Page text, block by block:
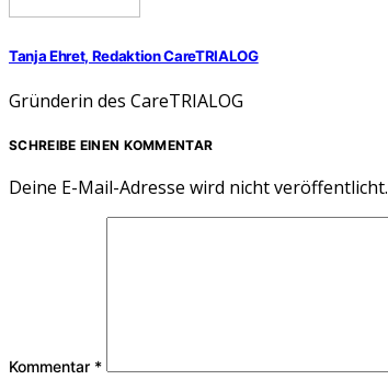
Tanja Ehret, Redaktion CareTRIALOG
Gründerin des CareTRIALOG
SCHREIBE EINEN KOMMENTAR
Deine E-Mail-Adresse wird nicht veröffentlicht.
Kommentar *